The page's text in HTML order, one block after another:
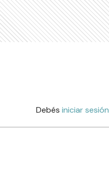
Debés iniciar sesión